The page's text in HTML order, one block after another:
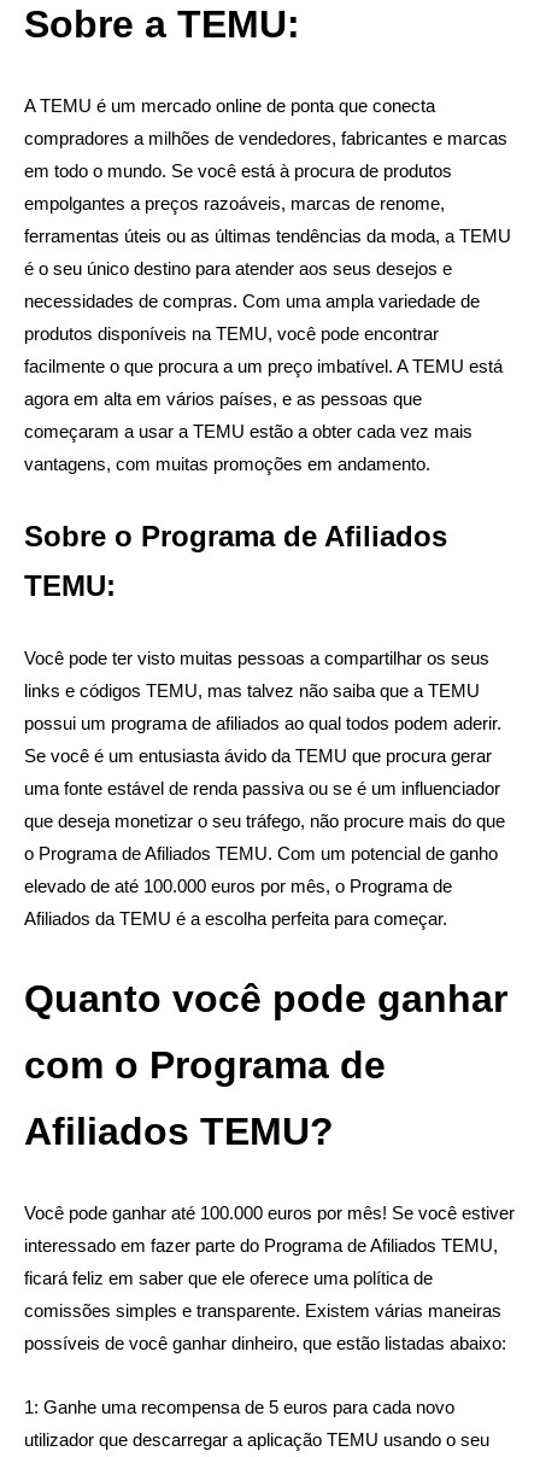
Sobre a TEMU:
A TEMU é um mercado online de ponta que conecta
compradores a milhões de vendedores, fabricantes e marcas
em todo o mundo. Se você está à procura de produtos
empolgantes a preços razoáveis, marcas de renome,
ferramentas úteis ou as últimas tendências da moda, a TEMU
é o seu único destino para atender aos seus desejos e
necessidades de compras. Com uma ampla variedade de
produtos disponíveis na TEMU, você pode encontrar
facilmente o que procura a um preço imbatível. A TEMU está
agora em alta em vários países, e as pessoas que
começaram a usar a TEMU estão a obter cada vez mais
vantagens, com muitas promoções em andamento.
Sobre o Programa de Afiliados
TEMU:
Você pode ter visto muitas pessoas a compartilhar os seus
links e códigos TEMU, mas talvez não saiba que a TEMU
possui um programa de afiliados ao qual todos podem aderir.
Se você é um entusiasta ávido da TEMU que procura gerar
uma fonte estável de renda passiva ou se é um influenciador
que deseja monetizar o seu tráfego, não procure mais do que
o Programa de Afiliados TEMU. Com um potencial de ganho
elevado de até 100.000 euros por mês, o Programa de
Afiliados da TEMU é a escolha perfeita para começar.
Quanto você pode ganhar
com o Programa de
Afiliados TEMU?
Você pode ganhar até 100.000 euros por mês! Se você estiver
interessado em fazer parte do Programa de Afiliados TEMU,
ficará feliz em saber que ele oferece uma política de
comissões simples e transparente. Existem várias maneiras
possíveis de você ganhar dinheiro, que estão listadas abaixo:
1: Ganhe uma recompensa de 5 euros para cada novo
utilizador que descarregar a aplicação TEMU usando o seu